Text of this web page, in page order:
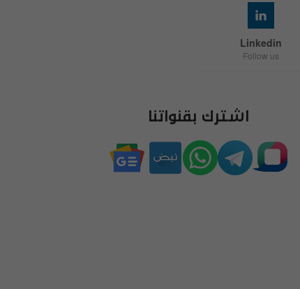
Linkedin
Follow us
اشترك بقنواتنا